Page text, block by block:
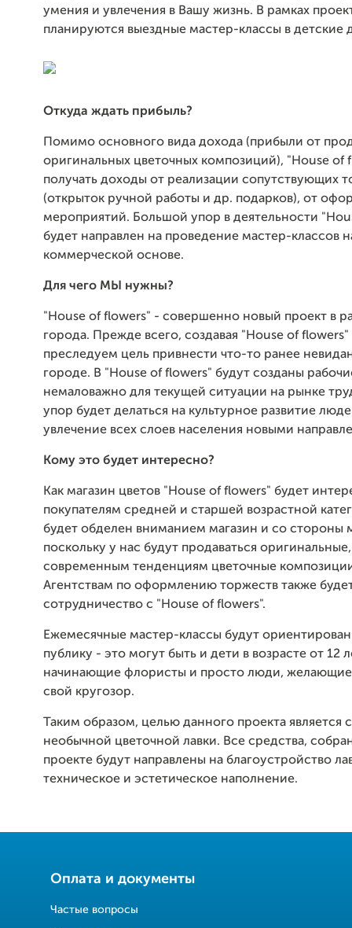
умения и увлечения в Вашу жизнь. В рамках
планируются выездные мастер-классы в детские
Откуда ждать прибыль?
Помимо основного вида дохода (прибыли от
оригинальных цветочных композиций), "House of
получать доходы от реализации сопутствующих
(открыток ручной работы и др. подарков), от
мероприятий. Большой упор в деятельности
будет направлен на проведение мастер-классов
коммерческой основе.
Для чего МЫ нужны?
"House of flowers" - совершенно новый проект в
города. Прежде всего, создавая "House of
преследуем цель привнести что-то ранее
городе. В "House of flowers" будут созданы
немаловажно для текущей ситуации на рынке
упор будет делаться на культурное развитие
увлечение всех слоев населения новыми
Кому это будет интересно?
Как магазин цветов "House of flowers" будет
покупателям средней и старшей возрастной
будет обделен вниманием магазин и со стороны
поскольку у нас будут продаваться
современным тенденциям цветочные
Агентствам по оформлению торжеств также
сотрудничество с "House of flowers".
Ежемесячные мастер-классы будут
публику - это могут быть и дети в возрасте от 12
начинающие флористы и просто люди,
свой кругозор.
Таким образом, целью данного проекта является
необычной цветочной лавки. Все средства,
проекте будут направлены на благоустройство
техническое и эстетическое наполнение.
Оплата и документы
Частые вопросы